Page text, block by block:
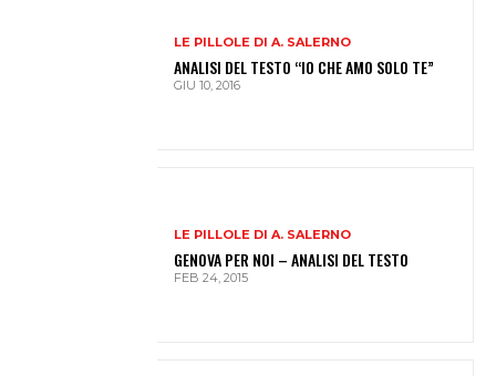
LE PILLOLE DI A. SALERNO
ANALISI DEL TESTO “IO CHE AMO SOLO TE”
GIU 10, 2016
LE PILLOLE DI A. SALERNO
GENOVA PER NOI – ANALISI DEL TESTO
FEB 24, 2015